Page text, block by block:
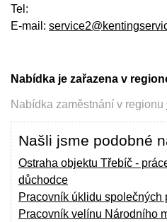
Tel:
E-mail:
Nabídka je zařazena v
Nabídka zaměstnání v regionu
Našli jsme podobné
Ostraha objektu Třebíč -
důchodce
Pracovník úklidu společných
Pracovník velínu Národního